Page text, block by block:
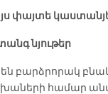
փայտե
նյութեր
բարձրորակ
համար